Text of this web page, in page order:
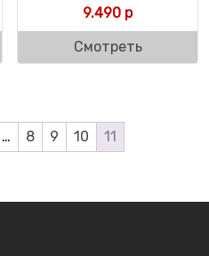
9.490 р
Смотреть
… 8 9 10 11